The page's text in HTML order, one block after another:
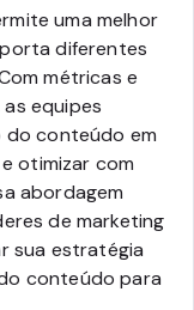
uma melhor
diferentes
métricas e
equipes
do conteúdo em
otimizar com
abordagem
de marketing
sua estratégia
conteúdo para